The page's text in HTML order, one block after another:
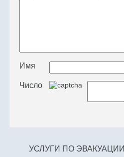
Имя
Число
УСЛУГИ ПО ЭВАКУАЦИИ